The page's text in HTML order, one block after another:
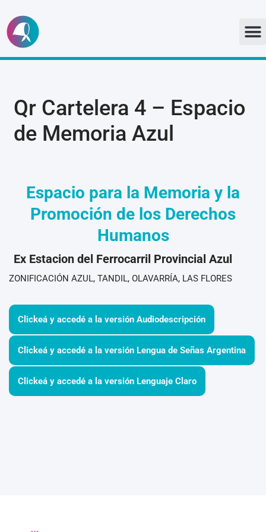
Ir
al
Qr Cartelera 4 – Espacio
de Memoria Azul
Espacio para la Memoria y la
Promoción de los Derechos
Humanos
Ex Estacion del Ferrocarril Provincial Azul
ZONIFICACIÓN AZUL, TANDIL, OLAVARRÍA, LAS FLORES
Clickeá y accedé a la versión Audiodescripción
Clickeá y accedé a la versión Lengua de Señas Argentina
Clickeá y accedé a la versión Lenguaje Claro